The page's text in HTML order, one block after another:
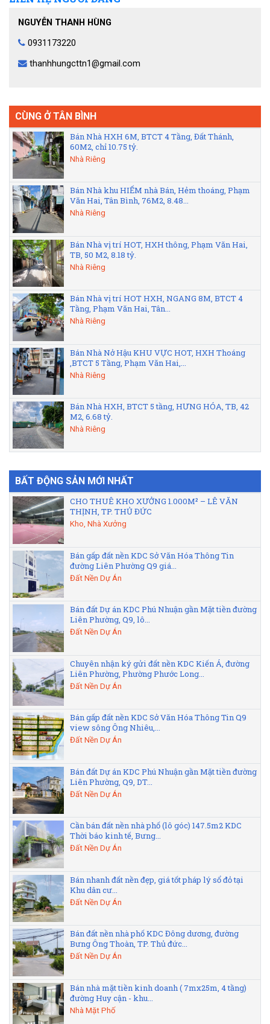
NGUYỄN THANH HÙNG
0931173220
thanhhungcttn1@gmail.com
CÙNG Ở TÂN BÌNH
Bán Nhà HXH 6M, BTCT 4 Tầng, Đất Thánh,
60M2, chỉ 10.75 tỷ.
Nhà Riêng
Bán Nhà khu HIẾM nhà Bán, Hẻm thoáng, Phạm
Văn Hai, Tân Bình, 76M2, 8.48...
Nhà Riêng
Bán Nhà vị trí HOT, HXH thông, Phạm Văn Hai,
TB, 50 M2, 8.18 tỷ.
Nhà Riêng
Bán Nhà vị trí HOT HXH, NGANG 8M, BTCT 4
Tầng, Phạm Văn Hai, Tân...
Nhà Riêng
Bán Nhà Nở Hậu KHU VỰC HOT, HXH Thoáng
,BTCT 5 Tầng, Phạm Văn Hai,...
Nhà Riêng
Bán Nhà HXH, BTCT 5 tầng, HƯNG HÓA, TB, 42
M2, 6.68 tỷ.
Nhà Riêng
BẤT ĐỘNG SẢN MỚI NHẤT
CHO THUÊ KHO XƯỞNG 1.000M² – LÊ VĂN
THỊNH, TP. THỦ ĐỨC
Kho, Nhà Xưởng
Bán gấp đất nền KDC Sở Văn Hóa Thông Tin
đường Liên Phường Q9 giá...
Đất Nền Dự Án
Bán đất Dự án KDC Phú Nhuận gần Mặt tiền đường
Liên Phường, Q9, lô...
Đất Nền Dự Án
Chuyên nhận ký gửi đất nền KDC Kiến Á, đường
Liên Phường, Phường Phước Long...
Đất Nền Dự Án
Bán gấp đất nền KDC Sở Văn Hóa Thông Tin Q9
view sông Ông Nhiêu,...
Đất Nền Dự Án
Bán đất Dự án KDC Phú Nhuận gần Mặt tiền đường
Liên Phường, Q9, DT...
Đất Nền Dự Án
Cần bán đất nền nhà phố (lô góc) 147.5m2 KDC
Thời báo kinh tế, Bưng...
Đất Nền Dự Án
Bán nhanh đất nền đẹp, giá tốt pháp lý sổ đỏ tại
Khu dân cư...
Đất Nền Dự Án
Bán đất nền nhà phố KDC Đông dương, đường
Bưng Ông Thoàn, TP. Thủ đức...
Đất Nền Dự Án
Bán nhà mặt tiền kinh doanh ( 7mx25m, 4 tầng)
đường Huy cận - khu...
Nhà Mặt Phố